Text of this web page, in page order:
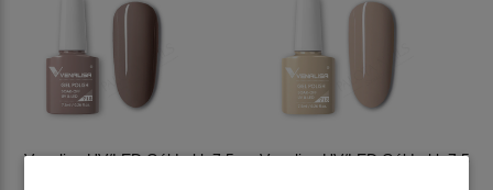
Venalisa UV/LED Gél Lakk 7.5
Venalisa UV/LED Gél Lakk 7.5